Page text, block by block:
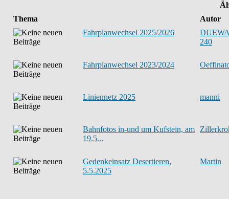
Thema
Autor
Fahrplanwechsel 2025/2026
240
Fahrplanwechsel 2023/2024
Liniennetz 2025 manni
Bahnfotos in-und um Kufstein, am
19.5...
Gedenkeinsatz Desertieren,
5.5.2025
Martin